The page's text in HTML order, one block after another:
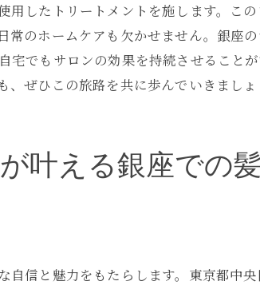
艶髪トリートメントが起こす変
銀座で体験できる美の最前線
美を求めるあなたに贈る特別体験
銀座で再生されるあなたの髪の
艶髪トリートメントでの変化の実
輝く髪を手に入れるためのヒン
用したトリートメントを施します。こ
常のホームケアも欠かせません。銀座
宅でもサロンの効果を持続させること
ぜひこの旅路を共に歩んでいきましょ
叶える銀座での
自信と魅力をもたらします。東京都中